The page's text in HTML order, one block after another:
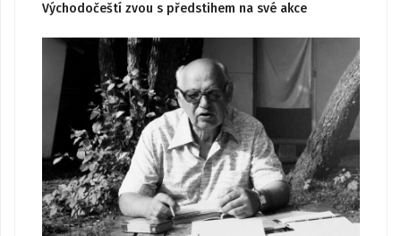
Východočeští zvou s předstihem na své akce